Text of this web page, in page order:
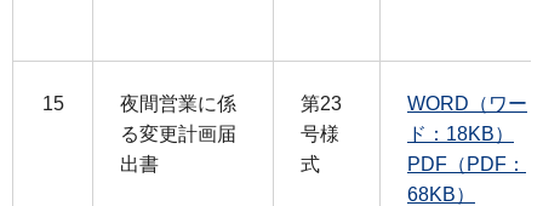
15
夜間営業に係
る変更計画届
出書
第23
号様
式
WORD（ワー
ド：18KB）
PDF（PDF：
68KB）